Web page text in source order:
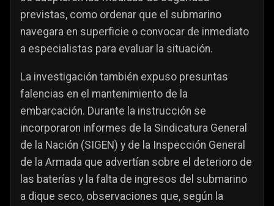
previstas, como ordenar que el submarino
navegara en superficie o convocar de inmediato
a especialistas para evaluar la situación.
La investigación también expuso presuntas
falencias en el mantenimiento de la
embarcación. Durante la instrucción se
incorporaron informes de la Sindicatura General
de la Nación (SIGEN) y de la Inspección General
de la Armada que advertían sobre el deterioro de
las baterías y la falta de ingresos del submarino
a dique seco, observaciones que, según la